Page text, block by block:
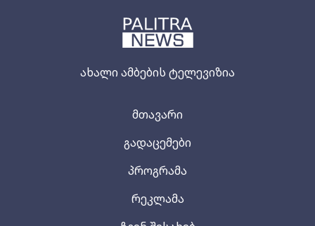
ახალი ამბების ტელევიზია
მთავარი
გადაცემები
პროგრამა
რეკლამა